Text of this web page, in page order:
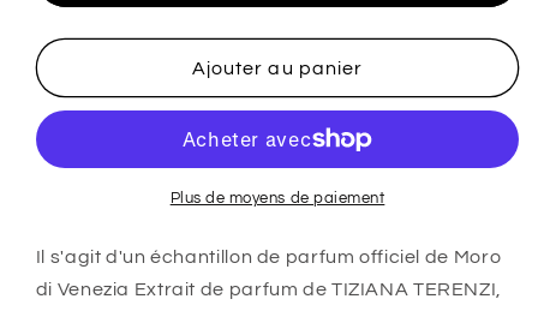
TIZIANA
TERENZI
di
de
OZ
1,5
TIZIANA
TERENZI
Moro
di
Extrait
de
parfum
OZ
1,5
Ajouter au panier
Plus de moyens de paiement
Il s'agit d'un échantillon de parfum officiel de Moro
di Venezia Extrait de parfum de TIZIANA TERENZI,